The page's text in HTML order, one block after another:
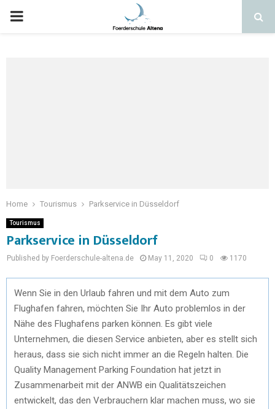
Home Tourismus Parkservice in Düsseldorf
Tourismus
Parkservice in Düsseldorf
Published by Foerderschule-altena.de May 11, 2020 0 1170
Wenn Sie in den Urlaub fahren und mit dem Auto zum
Flughafen fahren, möchten Sie Ihr Auto problemlos in der
Nähe des Flughafens parken können. Es gibt viele
Unternehmen, die diesen Service anbieten, aber es stellt sich
heraus, dass sie sich nicht immer an die Regeln halten. Die
Quality Management Parking Foundation hat jetzt in
Zusammenarbeit mit der ANWB ein Qualitätszeichen
entwickelt, das den Verbrauchern klar machen muss, wo sie